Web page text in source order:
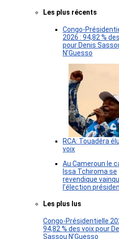
Les plus récents
Congo-
2026 : 94,82 %
pour Denis
N’Guesso
RCA: Touadéra
voix
Au Cameroun le
Issa Tchiroma se
revendique
l’élection
Les plus lus
Congo-Présidentielle
94,82 % des voix pour
Sassou N’Guesso